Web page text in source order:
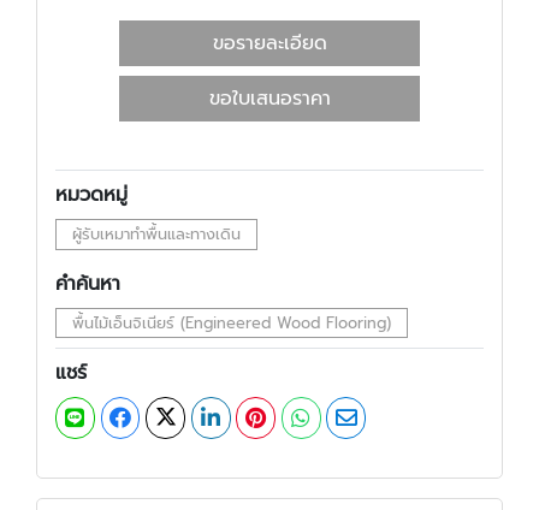
ขอรายละเอียด
ขอใบเสนอราคา
หมวดหมู่
ผู้รับเหมาทำพื้นและทางเดิน
คำค้นหา
พื้นไม้เอ็นจิเนียร์ (Engineered Wood Flooring)
แชร์